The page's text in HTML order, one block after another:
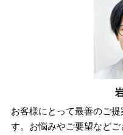
お客様にとって最善のご
す。お悩みやご要望など